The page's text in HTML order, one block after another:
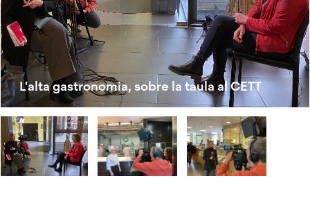
L'alta gastronomia, sobre la taula al CETT